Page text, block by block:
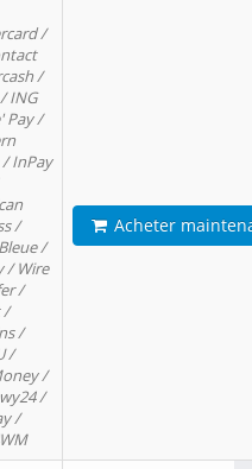
/
/
ING
Pay /
InPay
/
/
/ Wire
/
/
/
/
/
/
/
Acheter